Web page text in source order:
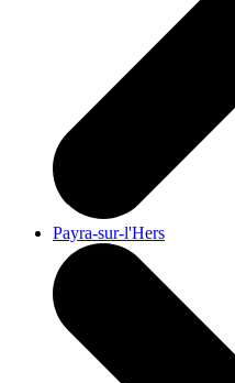
Payra-sur-l'Hers